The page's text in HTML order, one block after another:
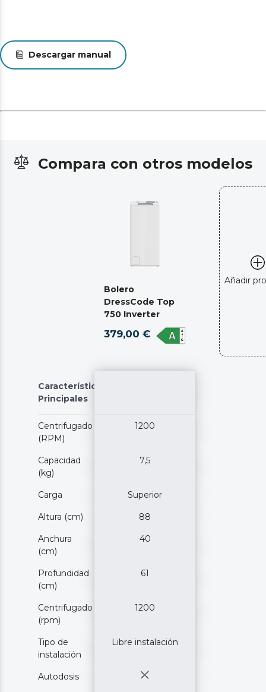
Descargar manual
Compara con otros modelos
Bolero
DressCode Top
750 Inverter
379,00 €
Añadir
Características
Principales
Centrifugado
(RPM)
1200
Capacidad
(kg)
7,5
Carga Superior
Altura (cm) 88
Anchura
(cm)
40
Profundidad
(cm)
61
Centrifugado
(rpm)
1200
Tipo de
instalación
Libre instalación
Autodosis